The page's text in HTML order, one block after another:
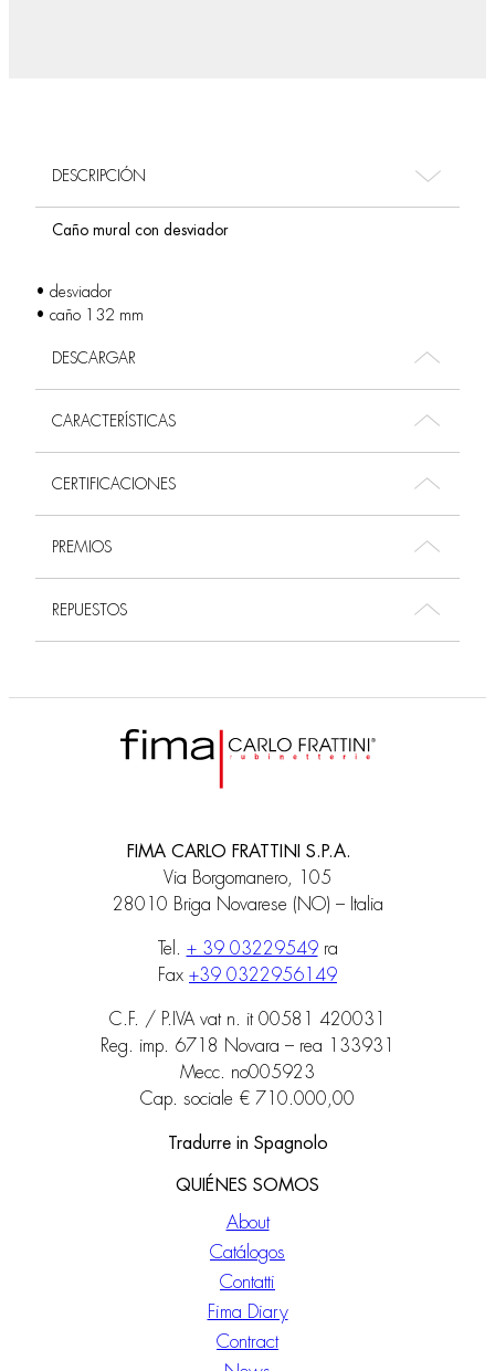
DESCRIPCIÓN
Caño mural con desviador
• desviador
• caño 132 mm
DESCARGAR
CARACTERÍSTICAS
CERTIFICACIONES
PREMIOS
REPUESTOS
FIMA CARLO FRATTINI S.P.A.
Via Borgomanero, 105
28010 Briga Novarese (NO) – Italia
Tel. + 39 03229549ra
Fax +39 0322956149
C.F. / P.IVA vat n. it 00581 420031
Reg. imp. 6718 Novara – rea 133931
Mecc. no005923
Cap. sociale € 710.000,00
Tradurre in Spagnolo
QUIÉNES SOMOS
About
Catálogos
Contatti
Fima Diary
Contract